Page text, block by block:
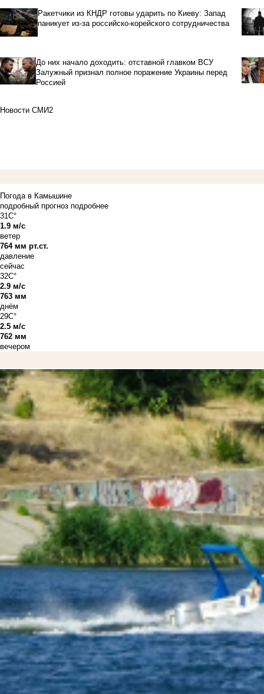
Ракетчики из КНДР готовы ударить по Киеву: Запад
паникует из-за российско-корейского сотрудничества
До них начало доходить: отставной главком ВСУ
Залужный признал полное поражение Украины перед
Россией
Новости СМИ2
Погода в Камышине
подробный прогноз подробнее
31C°
1.9 м/с
ветер
764 мм рт.ст.
давление
сейчас
32C°
2.9 м/с
763 мм
днём
29C°
2.5 м/с
762 мм
вечером